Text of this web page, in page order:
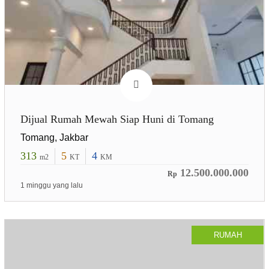
Dijual Rumah Mewah Siap Huni di Tomang
Tomang, Jakbar
313 m2 5 KT 4 KM
Rp 12.500.000.000
1 minggu yang lalu
RUMAH